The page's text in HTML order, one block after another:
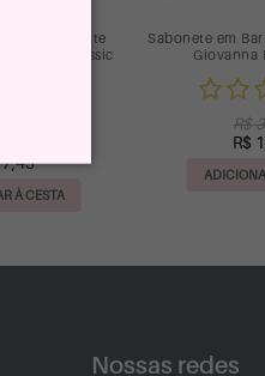
Desodorante
150ml Classic
À CESTA
Sabonete em
Giovanna
R$
R$
Nossas redes